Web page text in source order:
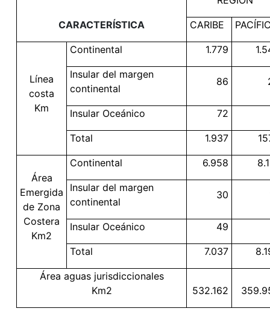
CARACTERÍSTICA CARIBE
Línea
costa
Km
Continental 1.779
Insular del margen
continental
86
Insular Oceánico 72
Total 1.937
Área
Emergida
de Zona
Costera
Km2
Continental 6.958
Insular del margen
continental
30
Insular Oceánico 49
Total 7.037
Área aguas jurisdiccionales
Km2
532.162